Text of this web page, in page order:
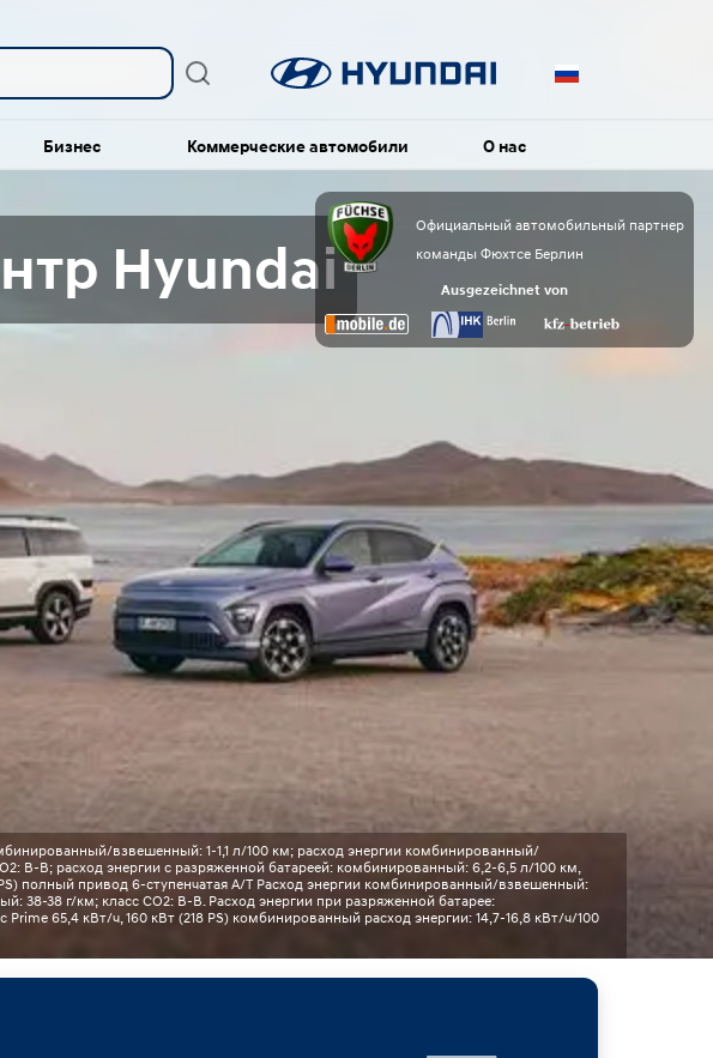
Бизнес Коммерческие автомобили О нас
Hyundai
взвешенный: 1-1,1 л/100 км; расход энергии комбинированный/
B-B; расход энергии с разряженной батареей: комбинированный: 6,2-6,5 л/100 км,
PS) полный привод 6-ступенчатая A/T Расход энергии комбинированный/взвешенный:
38-38 г/км; класс CO2: B-B. Расход энергии при разряженной батарее:
65,4 кВт/ч, 160 кВт (218 PS) комбинированный расход энергии: 14,7-16,8 кВт/ч/100
Официальный автомобильный партнер
команды Фюхтсе Берлин
Ausgezeichnet von